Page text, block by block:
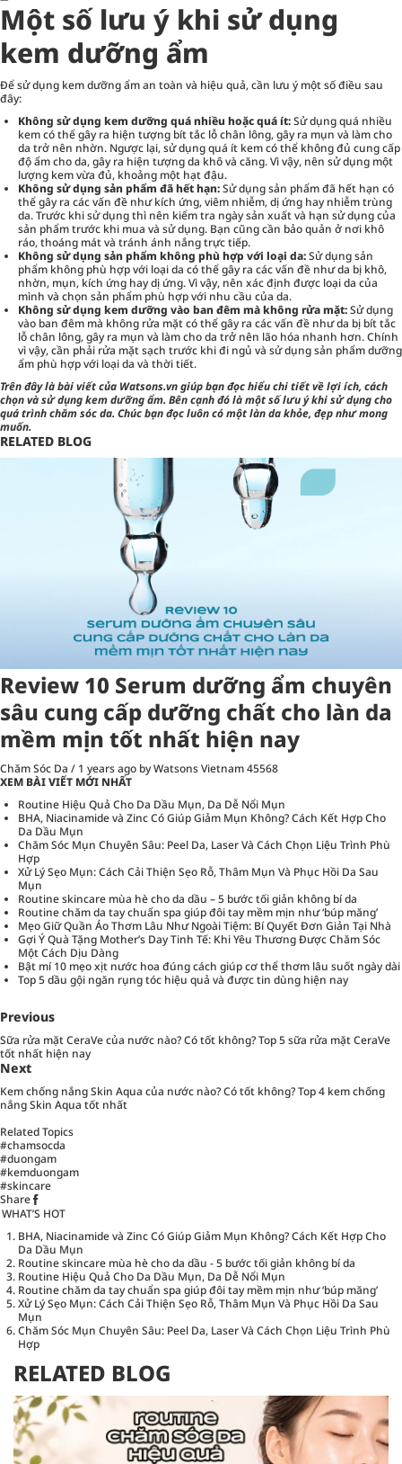
Một số lưu ý khi sử dụng
kem dưỡng ẩm
Để sử dụng kem dưỡng ẩm an toàn và hiệu quả, cần lưu ý một số điều sau
đây:
Không sử dụng kem dưỡng quá nhiều hoặc quá ít:Sử dụng quá nhiều
kem có thể gây ra hiện tượng bít tắc lỗ chân lông, gây ra mụn và làm cho
da trở nên nhờn. Ngược lại, sử dụng quá ít kem có thể không đủ cung cấp
độ ẩm cho da, gây ra hiện tượng da khô và căng. Vì vậy, nên sử dụng một
lượng kem vừa đủ, khoảng một hạt đậu.
Không sử dụng sản phẩm đã hết hạn:Sử dụng sản phẩm đã hết hạn có
thể gây ra các vấn đề như kích ứng, viêm nhiễm, dị ứng hay nhiễm trùng
da. Trước khi sử dụng thì nên kiểm tra ngày sản xuất và hạn sử dụng của
sản phẩm trước khi mua và sử dụng. Bạn cũng cần bảo quản ở nơi khô
ráo, thoáng mát và tránh ánh nắng trực tiếp.
Không sử dụng sản phẩm không phù hợp với loại da:Sử dụng sản
phẩm không phù hợp với loại da có thể gây ra các vấn đề như da bị khô,
nhờn, mụn, kích ứng hay dị ứng. Vì vậy, nên xác định được loại da của
mình và chọn sản phẩm phù hợp với nhu cầu của da.
Không sử dụng kem dưỡng vào ban đêm mà không rửa mặt:Sử dụng
vào ban đêm mà không rửa mặt có thể gây ra các vấn đề như da bị bít tắc
lỗ chân lông, gây ra mụn và làm cho da trở nên lão hóa nhanh hơn. Chính
vì vậy, cần phải rửa mặt sạch trước khi đi ngủ và sử dụng sản phẩm dưỡng
ẩm phù hợp với loại da và thời tiết.
Trên đây là bài viết của Watsons.vn giúp bạn đọc hiểu chi tiết về lợi ích, cách
chọn và sử dụng kem dưỡng ẩm. Bên cạnh đó là một số lưu ý khi sử dụng cho
quá trình chăm sóc da. Chúc bạn đọc luôn có một làn da khỏe, đẹp như mong
muốn.
RELATED BLOG
Review 10 Serum dưỡng ẩm chuyên
sâu cung cấp dưỡng chất cho làn da
mềm mịn tốt nhất hiện nay
Chăm Sóc Da / 1 years ago by Watsons Vietnam45568
XEM BÀI VIẾT MỚI NHẤT
Routine Hiệu Quả Cho Da Dầu Mụn, Da Dễ Nổi Mụn
BHA, Niacinamide và Zinc Có Giúp Giảm Mụn Không? Cách Kết Hợp Cho
Da Dầu Mụn
Chăm Sóc Mụn Chuyên Sâu: Peel Da, Laser Và Cách Chọn Liệu Trình Phù
Hợp
Xử Lý Sẹo Mụn: Cách Cải Thiện Sẹo Rỗ, Thâm Mụn Và Phục Hồi Da Sau
Mụn
Routine skincare mùa hè cho da dầu – 5 bước tối giản không bí da
Routine chăm da tay chuẩn spa giúp đôi tay mềm mịn như ‘búp măng’
Mẹo Giữ Quần Áo Thơm Lâu Như Ngoài Tiệm: Bí Quyết Đơn Giản Tại Nhà
Gợi Ý Quà Tặng Mother’s Day Tinh Tế: Khi Yêu Thương Được Chăm Sóc
Một Cách Dịu Dàng
Bật mí 10 mẹo xịt nước hoa đúng cách giúp cơ thể thơm lâu suốt ngày dài
Top 5 dầu gội ngăn rụng tóc hiệu quả và được tin dùng hiện nay
Previous
Sữa rửa mặt CeraVe của nước nào? Có tốt không? Top 5 sữa rửa mặt CeraVe
tốt nhất hiện nay
Next
Kem chống nắng Skin Aqua của nước nào? Có tốt không? Top 4 kem chống
nắng Skin Aqua tốt nhất
Related Topics
#chamsocda
#duongam
#kemduongam
#skincare
Share
WHAT’S HOT
BHA, Niacinamide và Zinc Có Giúp Giảm Mụn Không? Cách Kết Hợp Cho
Da Dầu Mụn
Routine skincare mùa hè cho da dầu - 5 bước tối giản không bí da
Routine Hiệu Quả Cho Da Dầu Mụn, Da Dễ Nổi Mụn
Routine chăm da tay chuẩn spa giúp đôi tay mềm mịn như ‘búp măng’
Xử Lý Sẹo Mụn: Cách Cải Thiện Sẹo Rỗ, Thâm Mụn Và Phục Hồi Da Sau
Mụn
Chăm Sóc Mụn Chuyên Sâu: Peel Da, Laser Và Cách Chọn Liệu Trình Phù
Hợp
RELATED BLOG